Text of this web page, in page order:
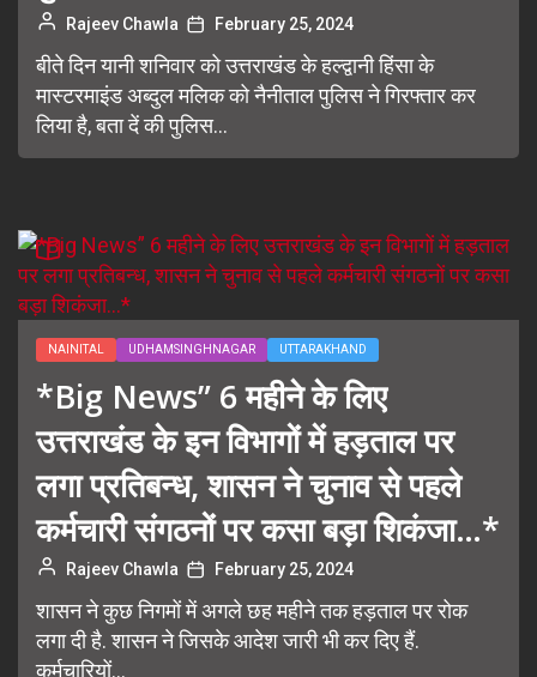
Rajeev Chawla February 25, 2024
बीते दिन यानी शनिवार को उत्तराखंड के हल्द्वानी हिंसा के
मास्टरमाइंड अब्दुल मलिक को नैनीताल पुलिस ने गिरफ्तार कर
लिया है, बता दें की पुलिस...
NAINITAL UDHAMSINGHNAGAR UTTARAKHAND
*Big News” 6 महीने के लिए
उत्तराखंड के इन विभागों में हड़ताल पर
लगा प्रतिबन्ध, शासन ने चुनाव से पहले
कर्मचारी संगठनों पर कसा बड़ा शिकंजा…*
Rajeev Chawla February 25, 2024
शासन ने कुछ निगमों में अगले छह महीने तक हड़ताल पर रोक
लगा दी है. शासन ने जिसके आदेश जारी भी कर दिए हैं.
कर्मचारियों...